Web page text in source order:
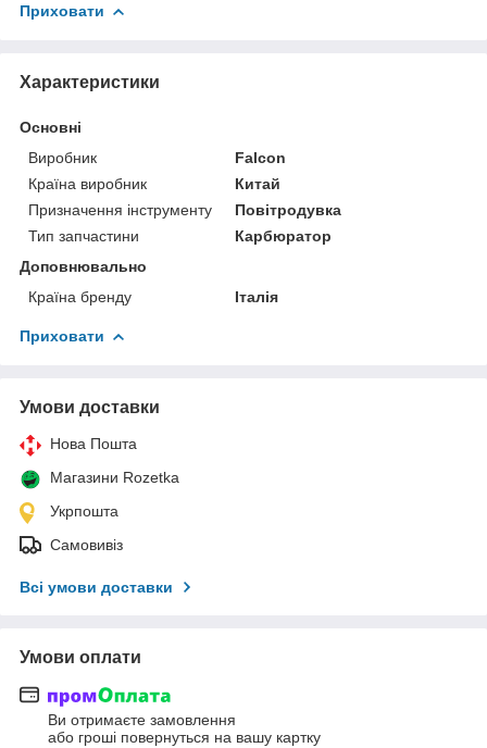
Приховати
Характеристики
Основні
Виробник
Falcon
Країна виробник
Китай
Призначення інструменту
Повітродувка
Тип запчастини
Карбюратор
Доповнювально
Країна бренду
Італія
Приховати
Умови доставки
Нова Пошта
Магазини Rozetka
Укрпошта
Самовивіз
Всі умови доставки
Умови оплати
Ви отримаєте замовлення
або гроші повернуться на вашу картку